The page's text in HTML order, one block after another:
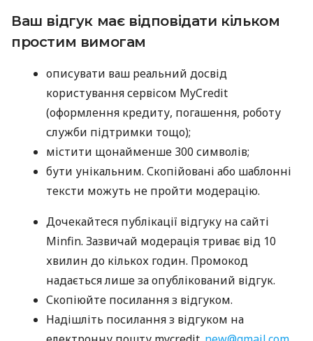
Ваш відгук має відповідати кільком
простим вимогам
описувати ваш реальний досвід
користування сервісом MyCredit
(оформлення кредиту, погашення, роботу
служби підтримки тощо);
містити щонайменше 300 символів;
бути унікальним. Скопійовані або шаблонні
тексти можуть не пройти модерацію.
Дочекайтеся публікації відгуку на сайті
Minfin. Зазвичай модерація триває від 10
хвилин до кількох годин. Промокод
надається лише за опублікований відгук.
Скопіюйте посилання з відгуком.
Надішліть посилання з відгуком на